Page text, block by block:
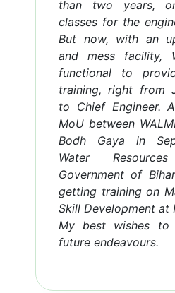
Training
Induction
Appointed Junior
Campus Training)
Bihar. (Per...
Read more...
than two years,
classes for the
But now, with an
and mess facility,
functional to
training, right from
to Chief Engineer.
MoU between
Bodh Gaya in
Water
Government of
getting training on
Skill Development at
My best wishes to
future endeavours.